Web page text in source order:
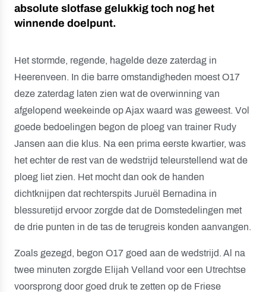
absolute slotfase gelukkig toch nog het
winnende doelpunt.
Het stormde, regende, hagelde deze zaterdag in
Heerenveen. In die barre omstandigheden moest O17
deze zaterdag laten zien wat de overwinning van
afgelopend weekeinde op Ajax waard was geweest. Vol
goede bedoelingen begon de ploeg van trainer Rudy
Jansen aan die klus. Na een prima eerste kwartier, was
het echter de rest van de wedstrijd teleurstellend wat de
ploeg liet zien. Het mocht dan ook de handen
dichtknijpen dat rechterspits Juruël Bernadina in
blessuretijd ervoor zorgde dat de Domstedelingen met
de drie punten in de tas de terugreis konden aanvangen.
Zoals gezegd, begon O17 goed aan de wedstrijd. Al na
twee minuten zorgde Elijah Velland voor een Utrechtse
voorsprong door goed druk te zetten op de Friese